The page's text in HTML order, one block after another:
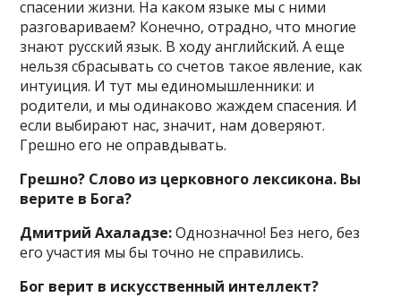
спасении жизни. На каком языке мы с ними
разговариваем? Конечно, отрадно, что многие
знают русский язык. В ходу английский. А еще
нельзя сбрасывать со счетов такое явление, как
интуиция. И тут мы единомышленники: и
родители, и мы одинаково жаждем спасения. И
если выбирают нас, значит, нам доверяют.
Грешно его не оправдывать.
Грешно? Слово из церковного лексикона. Вы
верите в Бога?
Дмитрий Ахаладзе:Однозначно! Без него, без
его участия мы бы точно не справились.
Бог верит в искусственный интеллект?